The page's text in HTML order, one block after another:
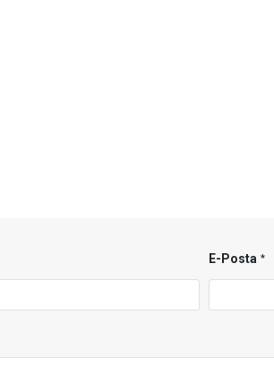
E-Posta